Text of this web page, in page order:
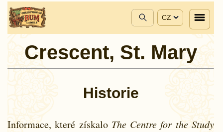
CZ
Crescent, St. Mary
Historie
Informace, které získalo The Centre for the Study